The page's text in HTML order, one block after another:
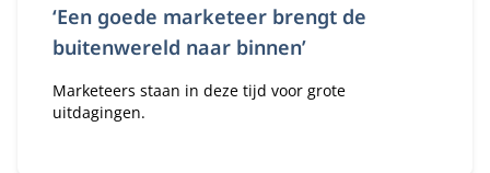
‘Een goede marketeer brengt de
buitenwereld naar binnen’
Marketeers staan in deze tijd voor grote
uitdagingen.